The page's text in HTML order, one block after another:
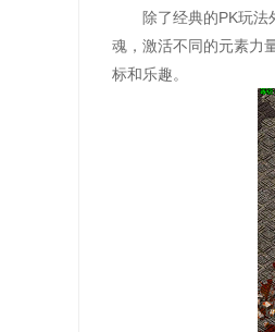
除了经典的PK玩
魂，激活不同的元素力
标和乐趣。